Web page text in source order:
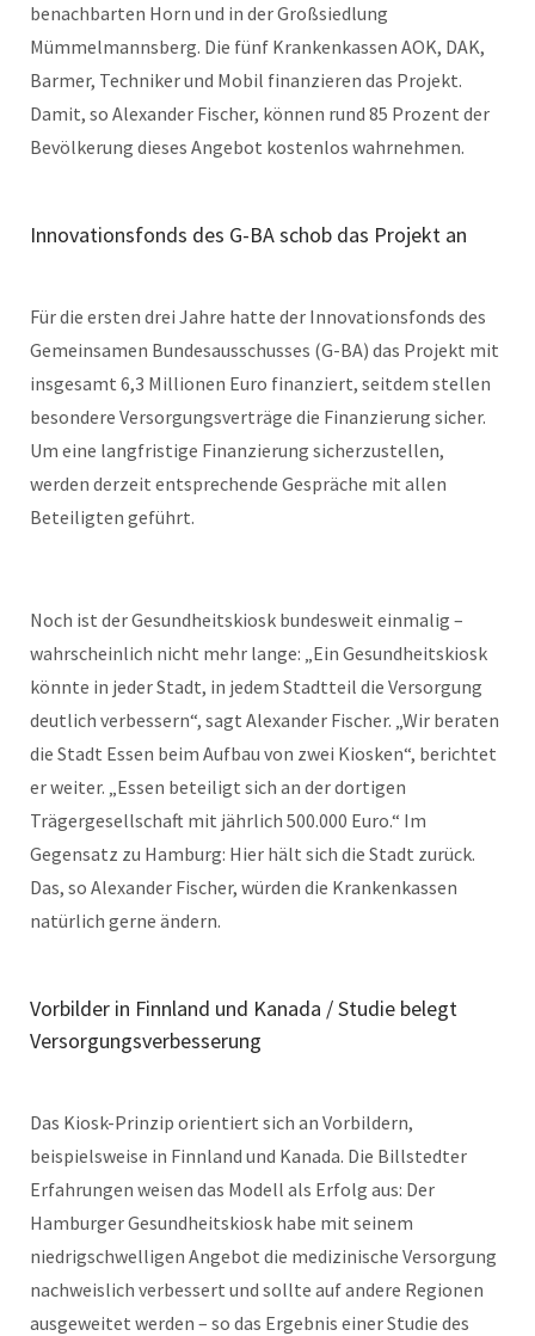
benachbarten Horn und in der Großsiedlung
Mümmelmannsberg. Die fünf Krankenkassen AOK, DAK,
Barmer, Techniker und Mobil finanzieren das Projekt.
Damit, so Alexander Fischer, können rund 85 Prozent der
Bevölkerung dieses Angebot kostenlos wahrnehmen.
Innovationsfonds des G-BA schob das Projekt an
Für die ersten drei Jahre hatte der Innovationsfonds des
Gemeinsamen Bundesausschusses (G-BA) das Projekt mit
insgesamt 6,3 Millionen Euro finanziert, seitdem stellen
besondere Versorgungsverträge die Finanzierung sicher.
Um eine langfristige Finanzierung sicherzustellen,
werden derzeit entsprechende Gespräche mit allen
Beteiligten geführt.
Noch ist der Gesundheitskiosk bundesweit einmalig –
wahrscheinlich nicht mehr lange: „Ein Gesundheitskiosk
könnte in jeder Stadt, in jedem Stadtteil die Versorgung
deutlich verbessern“, sagt Alexander Fischer. „Wir beraten
die Stadt Essen beim Aufbau von zwei Kiosken“, berichtet
er weiter. „Essen beteiligt sich an der dortigen
Trägergesellschaft mit jährlich 500.000 Euro.“ Im
Gegensatz zu Hamburg: Hier hält sich die Stadt zurück.
Das, so Alexander Fischer, würden die Krankenkassen
natürlich gerne ändern.
Vorbilder in Finnland und Kanada / Studie belegt
Versorgungsverbesserung
Das Kiosk-Prinzip orientiert sich an Vorbildern,
beispielsweise in Finnland und Kanada. Die Billstedter
Erfahrungen weisen das Modell als Erfolg aus: Der
Hamburger Gesundheitskiosk habe mit seinem
niedrigschwelligen Angebot die medizinische Versorgung
nachweislich verbessert und sollte auf andere Regionen
ausgeweitet werden – so das Ergebnis einer Studie des